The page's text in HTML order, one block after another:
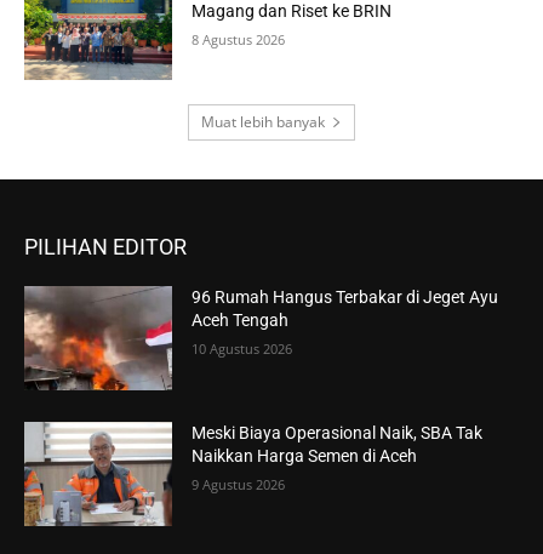
Magang dan Riset ke BRIN
8 Agustus 2026
Muat lebih banyak
PILIHAN EDITOR
96 Rumah Hangus Terbakar di Jeget Ayu
Aceh Tengah
10 Agustus 2026
Meski Biaya Operasional Naik, SBA Tak
Naikkan Harga Semen di Aceh
9 Agustus 2026